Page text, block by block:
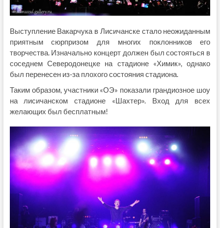
Выступление Вакарчука в Лисичанске стало неожиданным
приятным сюрпризом для многих поклонников его
творчества. Изначально концерт должен был состояться в
соседнем Северодонецке на стадионе «Химик», однако
был перенесен из-за плохого состояния стадиона.
Таким образом, участники «ОЭ» показали грандиозное шоу
на лисичанском стадионе «Шахтер». Вход для всех
желающих был бесплатным!